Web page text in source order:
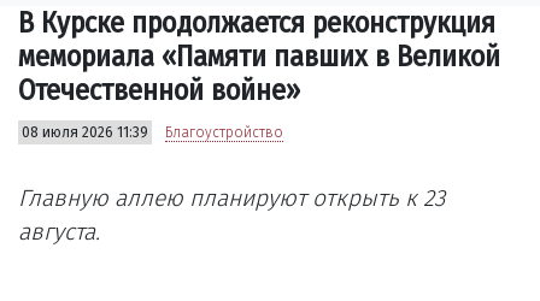
️В Курске продолжается реконструкция
мемориала «Памяти павших в Великой
Отечественной войне»
08 июля 2026 11:39 Благоустройство
Главную аллею планируют открыть к 23
августа.